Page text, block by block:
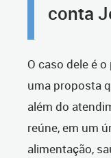
conta
O caso dele é
uma proposta
além do
reúne, em um
alimentação,